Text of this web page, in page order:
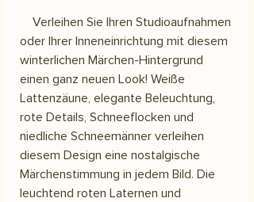
Verleihen Sie Ihren Studioaufnahmen
oder Ihrer Inneneinrichtung mit diesem
winterlichen Märchen-Hintergrund
einen ganz neuen Look! Weiße
Lattenzäune, elegante Beleuchtung,
rote Details, Schneeflocken und
niedliche Schneemänner verleihen
diesem Design eine nostalgische
Märchenstimmung in jedem Bild. Die
leuchtend roten Laternen und